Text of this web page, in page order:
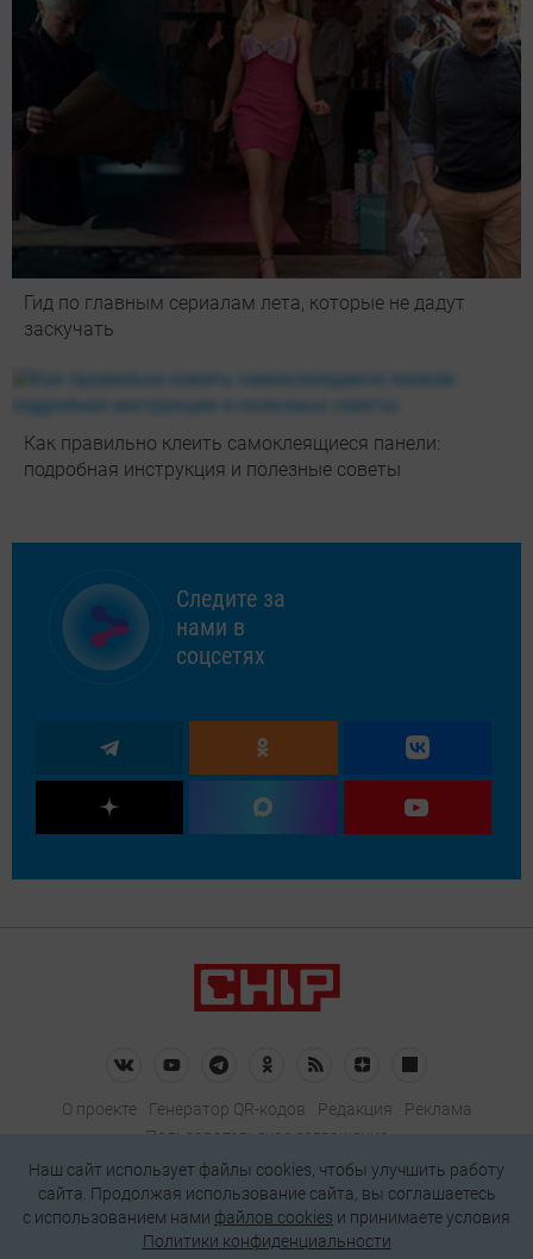
Гид по главным сериалам лета, которые не дадут
заскучать
Как правильно клеить самоклеящиеся панели:
подробная инструкция и полезные советы
Следите за
нами в
соцсетях
О проекте Генератор QR-кодов Редакция
Реклама
Пользовательское соглашение
Политика конфиденциальности
Подписаться на рассылку
Наш сайт использует файлы cookies, чтобы улучшить работу
сайта. Продолжая использование сайта, вы соглашаетесь
c использованием нами файлов cookies и принимаете условия
Политики конфиденциальности